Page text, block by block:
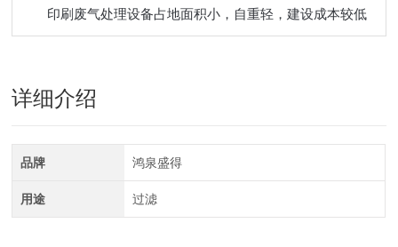
印刷废气处理设备占地面积小，自重轻，建设成本较低
详细介绍
品牌 鸿泉盛得
用途 过滤